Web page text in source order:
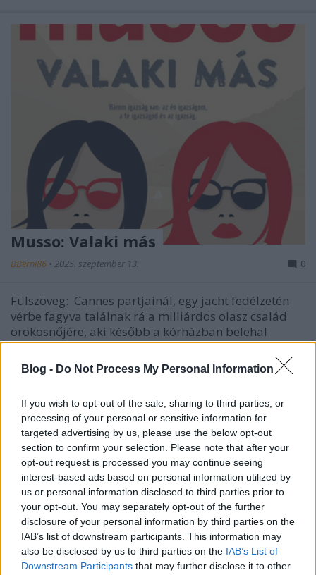
Blog - Do Not Process My Personal Information
If you wish to opt-out of the sale, sharing to third parties, or
processing of your personal or sensitive information for
targeted advertising by us, please use the below opt-out
section to confirm your selection. Please note that after your
opt-out request is processed you may continue seeing
interest-based ads based on personal information utilized by
us or personal information disclosed to third parties prior to
your opt-out. You may separately opt-out of the further
disclosure of your personal information by third parties on the
IAB’s list of downstream participants. This information may
also be disclosed by us to third parties on the IAB’s List of
Downstream Participants that may further disclose it to other
Musso: Valaki más
BBerni86 • 2025. szeptember 13. 0
Fülszöveg: Cannes partjainál, egy jacht fedélzetén
vérbe fagyva találnak rá a milliárdos olasz család
örökösnőjére, aki később a kórházban belehal
sérüléseibe. Vajon kinek állt érdekében megölni
Orianát?Négyen mondják el a maguk verzióját:
Adrien, az áldozat férje, a vonzó és titokzatos…